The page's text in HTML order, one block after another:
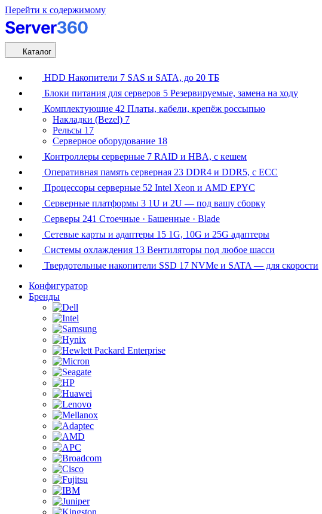
Перейти к содержимому
Каталог
HDD Накопители 7 SAS и SATA, до 20 ТБ
Блоки питания для серверов 5 Резервируемые, замена на ходу
Комплектующие 42 Платы, кабели, крепёж россыпью
Накладки (Bezel) 7
Рельсы 17
Серверное оборудование 18
Контроллеры серверные 7 RAID и HBA, с кешем
Оперативная память серверная 23 DDR4 и DDR5, с ECC
Процессоры серверные 52 Intel Xeon и AMD EPYC
Серверные платформы 3 1U и 2U — под вашу сборку
Серверы 241 Стоечные · Башенные · Blade
Сетевые карты и адаптеры 15 1G, 10G и 25G адаптеры
Системы охлаждения 13 Вентиляторы под любое шасси
Твердотельные накопители SSD 17 NVMe и SATA — для скорости
Конфигуратор
Бренды